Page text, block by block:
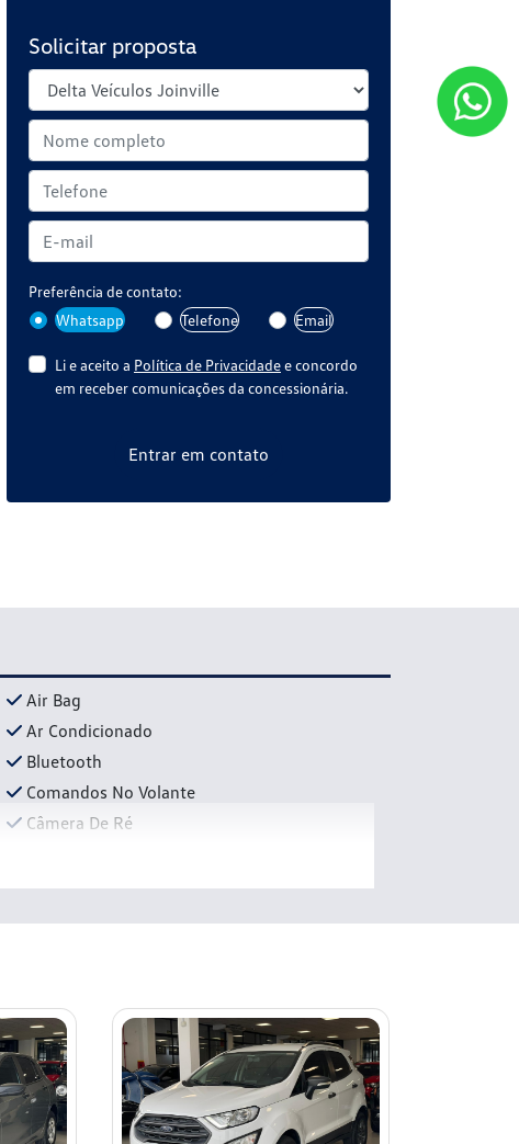
Solicitar proposta
Preferência de contato:
Whatsapp
Telefone Email
Li e aceito a Política de Privacidadee concordo
em receber comunicações da concessionária.
Entrar em contato
Air Bag
Ar Condicionado
Bluetooth
Comandos No Volante
Câmera De Ré